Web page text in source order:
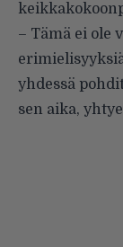
– Tämä ei ole
yhdessä
sen aika,